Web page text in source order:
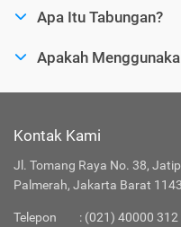
Apa Itu Tabungan?
Apakah
Kontak Kami
Jl. Tomang Raya No. 38,
Palmerah, Jakarta Barat
Telepon : (021) 40000 312